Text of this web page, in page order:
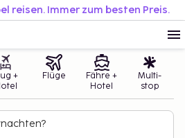
reisen. Immer zum besten Preis.
+
Flüge
Fähre +
Hotel
Multi-
stop